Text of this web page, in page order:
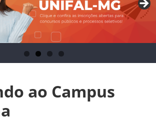
ao Campus